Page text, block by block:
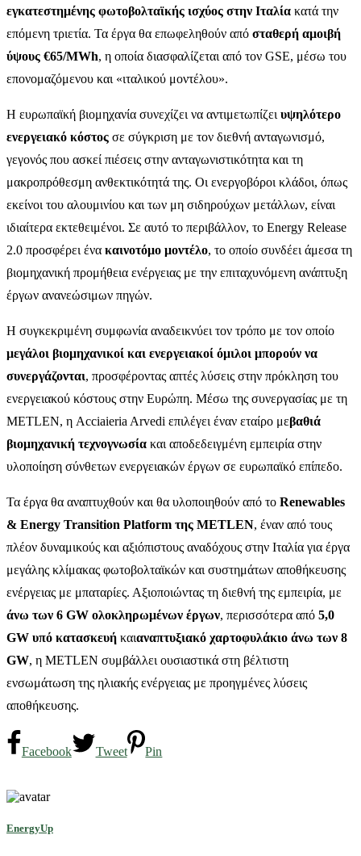
εγκατεστημένης φωτοβολταϊκής ισχύος στην Ιταλία κατά την
επόμενη τριετία. Τα έργα θα επωφεληθούν από σταθερή αμοιβή
ύψους €65/MWh, η οποία διασφαλίζεται από τον GSE, μέσω του
επονομαζόμενου και «ιταλικού μοντέλου».
Η ευρωπαϊκή βιομηχανία συνεχίζει να αντιμετωπίζει υψηλότερο
ενεργειακό κόστος σε σύγκριση με τον διεθνή ανταγωνισμό,
γεγονός που ασκεί πιέσεις στην ανταγωνιστικότητα και τη
μακροπρόθεσμη ανθεκτικότητά της. Οι ενεργοβόροι κλάδοι, όπως
εκείνοι του αλουμινίου και των μη σιδηρούχων μετάλλων, είναι
ιδιαίτερα εκτεθειμένοι. Σε αυτό το περιβάλλον, το Energy Release
2.0 προσφέρει ένα καινοτόμο μοντέλο, το οποίο συνδέει άμεσα τη
βιομηχανική προμήθεια ενέργειας με την επιταχυνόμενη ανάπτυξη
έργων ανανεώσιμων πηγών.
Η συγκεκριμένη συμφωνία αναδεικνύει τον τρόπο με τον οποίο
μεγάλοι βιομηχανικοί και ενεργειακοί όμιλοι μπορούν να
συνεργάζονται, προσφέροντας απτές λύσεις στην πρόκληση του
ενεργειακού κόστους στην Ευρώπη. Μέσω της συνεργασίας με τη
METLEN, η Acciaieria Arvedi επιλέγει έναν εταίρο μεβαθιά
βιομηχανική τεχνογνωσία και αποδεδειγμένη εμπειρία στην
υλοποίηση σύνθετων ενεργειακών έργων σε ευρωπαϊκό επίπεδο.
Τα έργα θα αναπτυχθούν και θα υλοποιηθούν από το Renewables
& Energy Transition Platform της METLEN, έναν από τους
πλέον δυναμικούς και αξιόπιστους αναδόχους στην Ιταλία για έργα
μεγάλης κλίμακας φωτοβολταϊκών και συστημάτων αποθήκευσης
ενέργειας με μπαταρίες. Αξιοποιώντας τη διεθνή της εμπειρία, με
άνω των 6 GW ολοκληρωμένων έργων, περισσότερα από 5,0
GW υπό κατασκευή καιαναπτυξιακό χαρτοφυλάκιο άνω των 8
GW, η METLEN συμβάλλει ουσιαστικά στη βέλτιστη
ενσωμάτωση της ηλιακής ενέργειας με προηγμένες λύσεις
αποθήκευσης.
Facebook Tweet Pin
EnergyUp